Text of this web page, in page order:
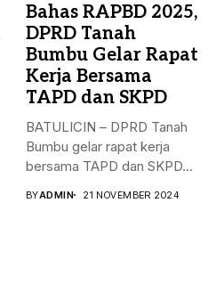
Bahas RAPBD 2025,
DPRD Tanah
Bumbu Gelar Rapat
Kerja Bersama
TAPD dan SKPD
BATULICIN – DPRD Tanah
Bumbu gelar rapat kerja
bersama TAPD dan SKPD...
BYADMIN 21 NOVEMBER 2024